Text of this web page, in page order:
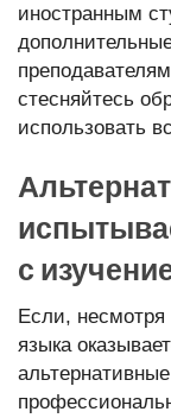
иностранным
стесняйтесь
использовать
с
Если, несмотря
языка